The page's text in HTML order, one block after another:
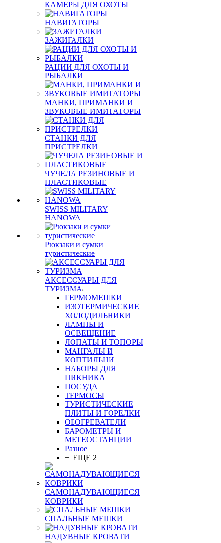
КАМЕРЫ ДЛЯ ОХОТЫ
НАВИГАТОРЫ
ЗАЖИГАЛКИ
РАЦИИ ДЛЯ ОХОТЫ И
РЫБАЛКИ
МАНКИ, ПРИМАНКИ И
ЗВУКОВЫЕ ИМИТАТОРЫ
СТАНКИ ДЛЯ
ПРИСТРЕЛКИ
ЧУЧЕЛА РЕЗИНОВЫЕ И
ПЛАСТИКОВЫЕ
SWISS MILITARY
HANOWA
Рюкзаки и сумки
туристические
АКСЕССУАРЫ ДЛЯ
ТУРИЗМА
ГЕРМОМЕШКИ
ИЗОТЕРМИЧЕСКИЕ
ХОЛОДИЛЬНИКИ
ЛАМПЫ И
ОСВЕЩЕНИЕ
ЛОПАТЫ И ТОПОРЫ
МАНГАЛЫ И
КОПТИЛЬНИ
НАБОРЫ ДЛЯ
ПИКНИКА
ПОСУДА
ТЕРМОСЫ
ТУРИСТИЧЕСКИЕ
ПЛИТЫ И ГОРЕЛКИ
ОБОГРЕВАТЕЛИ
БАРОМЕТРЫ И
МЕТЕОСТАНЦИИ
Разное
+ ЕЩЕ 2
САМОНАДУВАЮЩИЕСЯ
КОВРИКИ
СПАЛЬНЫЕ МЕШКИ
НАДУВНЫЕ КРОВАТИ